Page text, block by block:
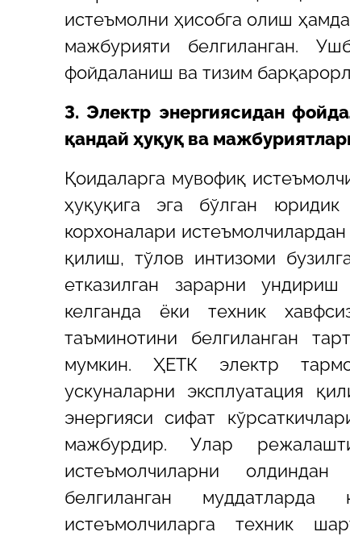
истеъмолни ҳисобга олиш
мажбурияти белгиланган.
фойдаланиш ва тизим
3. Электр энергиясидан
қандай ҳуқуқ ва
Қоидаларга мувофиқ
ҳуқуқига эга бўлган
корхоналари
қилиш, тўлов интизоми
етказилган зарарни
келганда ёки техник
таъминотини белгиланган
мумкин. ҲЕТК электр
ускуналарни эксплуатация
энергияси сифат
мажбурдир. Улар
истеъмолчиларни
белгиланган
истеъмолчиларга техник